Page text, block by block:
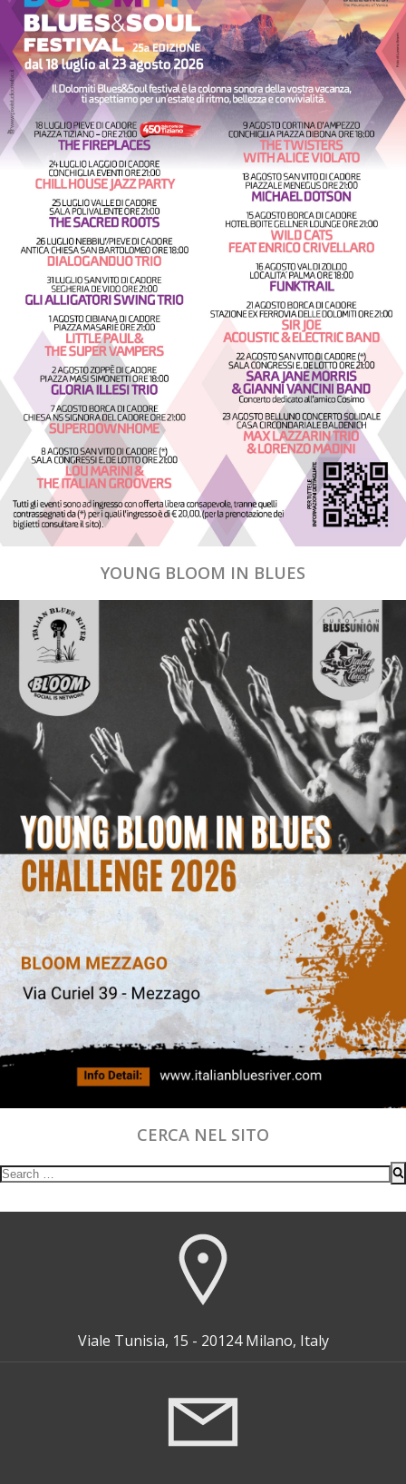
YOUNG BLOOM IN BLUES
CERCA NEL SITO
Search
Viale Tunisia, 15 - 20124 Milano, Italy